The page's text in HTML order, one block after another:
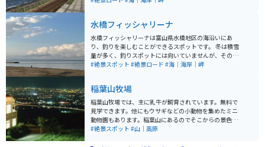
水橋フィッシャリーナ
水橋フィッシャリーナは富山県水橋地区の海沿いにあ
り、釣りを楽しむことができるスポットです。 冬は積雪
量が多く、釣りスポットには向いていませんが、その他
のシーズンはいつでも楽しむことができる場所です。 駐
ちょうど良い場所です。
#絶景スポット #絶景ロード #海｜海岸｜岬
稲葉山牧場
稲葉山牧場では、主に乳牛が飼育されています。無料で
見学できます。他にもウサギなどの小動物を集めたミニ
動物園もあります。稲葉山にあるのでそこからの景色は
絶景です。晴れた日は立山連峰も一望でき、ツーリング
#絶景スポット #山｜高原